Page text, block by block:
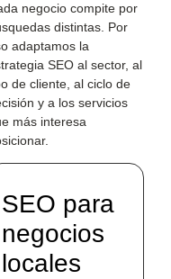
negocio compite por
distintas. Por
adaptamos la
SEO al sector, al
de cliente, al ciclo de
y a los servicios
más interesa
SEO para
negocios
locales